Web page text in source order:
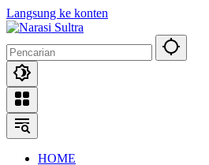
Langsung ke konten
HOME